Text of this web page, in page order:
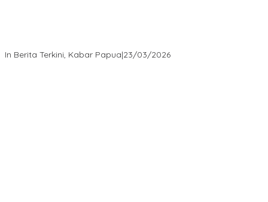
In Berita Terkini, Kabar Papua|23/03/2026